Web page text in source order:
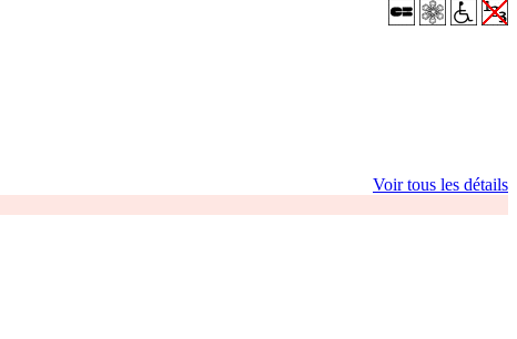
Voir tous les détails